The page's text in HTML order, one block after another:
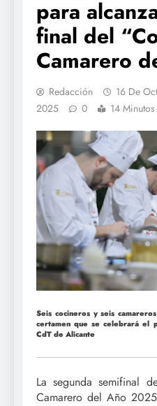
para
final del
Camarero
Redacción
16 De
2025
0 14 Minutos
Seis cocineros y seis
certamen que se celebrará el
CdT de Alicante
La segunda semifinal
Camarero del Año